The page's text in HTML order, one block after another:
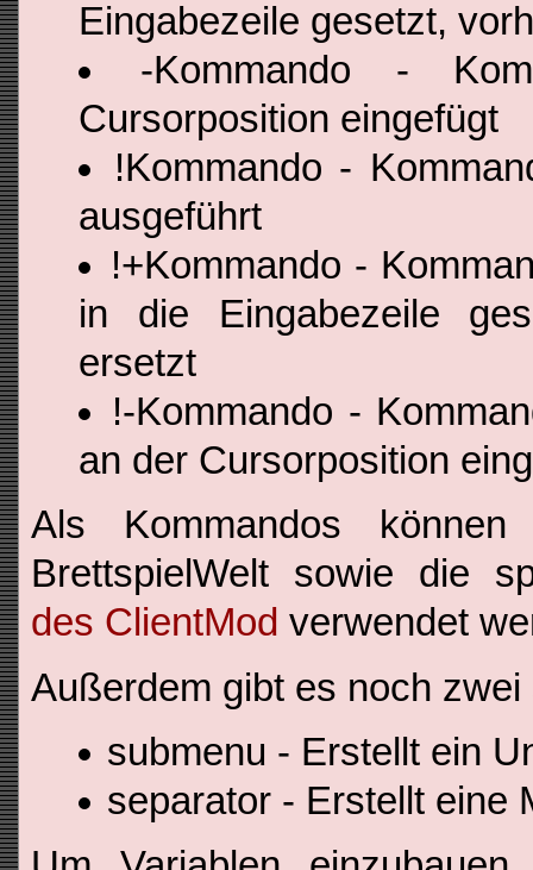
Eingabezeile gesetzt,
-Kommando -
Cursorposition eingefügt
!Kommando -
ausgeführt
!+Kommando -
in die Eingabezeile
ersetzt
!-Kommando -
an der Cursorposition
Als Kommandos
BrettspielWelt sowie die
des ClientMod verwendet
Außerdem gibt es noch
submenu - Erstellt ein
separator - Erstellt eine